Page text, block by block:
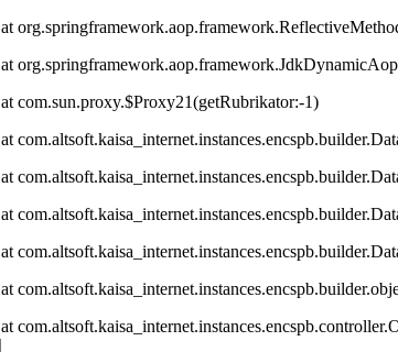
at
at
at com.sun.proxy.$Proxy21(getRubrikator:-1)
at
at
at
at
at
at